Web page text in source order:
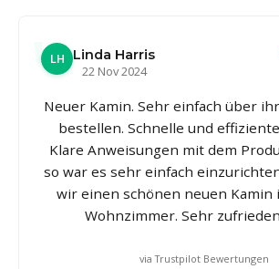
LH
Linda Harris
22 Nov 2024
Neuer Kamin. Sehr einfach über
bestellen. Schnelle und
Klare Anweisungen mit dem
so war es sehr einfach
wir einen schönen neuen Kamin
Wohnzimmer. Sehr
via Trustpilot Bewertungen